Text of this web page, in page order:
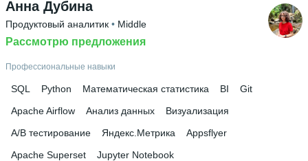
Анна Дубина
Продуктовый аналитик • Middle
Рассмотрю предложения
Профессиональные навыки
SQL Python Математическая статистика BI
Git
Apache Airflow
Анализ данных
Визуализация
A/B тестирование
Яндекс.Метрика
Appsflyer
Apache Superset
Jupyter Notebook